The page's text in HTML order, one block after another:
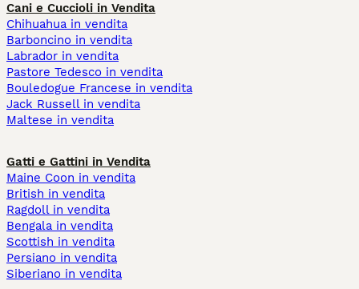
Cani e Cuccioli in Vendita
Chihuahua in vendita
Barboncino in vendita
Labrador in vendita
Pastore Tedesco in vendita
Bouledogue Francese in vendita
Jack Russell in vendita
Maltese in vendita
Gatti e Gattini in Vendita
Maine Coon in vendita
British in vendita
Ragdoll in vendita
Bengala in vendita
Scottish in vendita
Persiano in vendita
Siberiano in vendita